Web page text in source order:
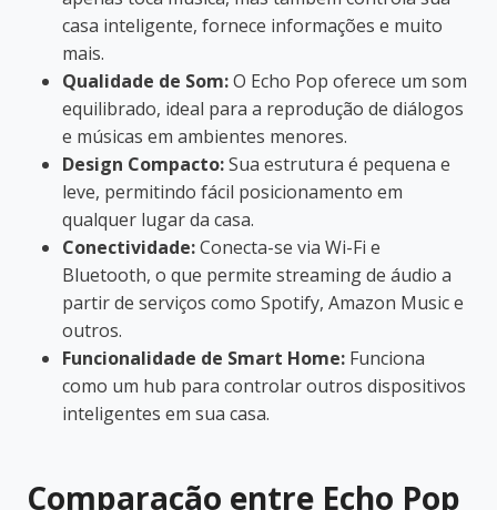
casa inteligente, fornece informações e muito
mais.
Qualidade de Som:O Echo Pop oferece um som
equilibrado, ideal para a reprodução de diálogos
e músicas em ambientes menores.
Design Compacto:Sua estrutura é pequena e
leve, permitindo fácil posicionamento em
qualquer lugar da casa.
Conectividade:Conecta-se via Wi-Fi e
Bluetooth, o que permite streaming de áudio a
partir de serviços como Spotify, Amazon Music e
outros.
Funcionalidade de Smart Home: Funciona
como um hub para controlar outros dispositivos
inteligentes em sua casa.
Comparação entre Echo Pop